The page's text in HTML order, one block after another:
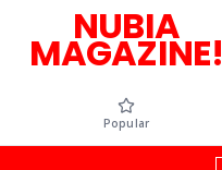
NUBIA
MAGAZINE!
Popular